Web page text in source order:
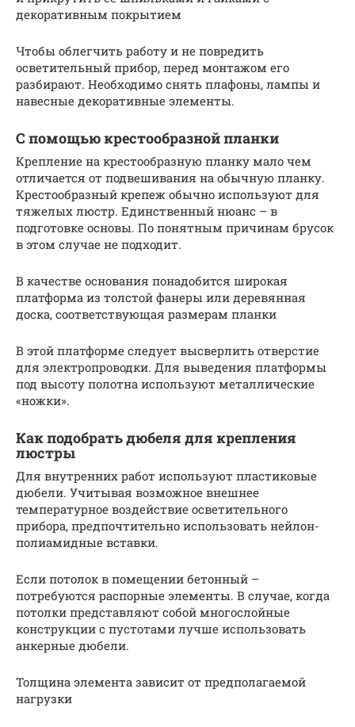
декоративным покрытием
Чтобы облегчить работу и не повредить
осветительный прибор, перед монтажом его
разбирают. Необходимо снять плафоны, лампы и
навесные декоративные элементы.
С помощью крестообразной планки
Крепление на крестообразную планку мало чем
отличается от подвешивания на обычную планку.
Крестообразный крепеж обычно используют для
тяжелых люстр. Единственный нюанс – в
подготовке основы. По понятным причинам брусок
в этом случае не подходит.
В качестве основания понадобится широкая
платформа из толстой фанеры или деревянная
доска, соответствующая размерам планки
В этой платформе следует высверлить отверстие
для электропроводки. Для выведения платформы
под высоту полотна используют металлические
«ножки».
Как подобрать дюбеля для крепления
люстры
Для внутренних работ используют пластиковые
дюбели. Учитывая возможное внешнее
температурное воздействие осветительного
прибора, предпочтительно использовать нейлон-
полиамидные вставки.
Если потолок в помещении бетонный –
потребуются распорные элементы. В случае, когда
потолки представляют собой многослойные
конструкции с пустотами лучше использовать
анкерные дюбели.
Толщина элемента зависит от предполагаемой
нагрузки